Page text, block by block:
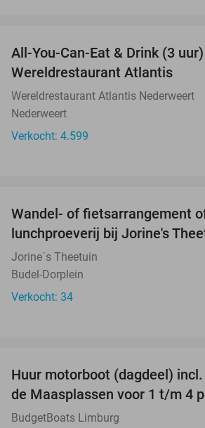
All-You-Can-Eat & Drink (3
Wereldrestaurant Atlantis
Wereldrestaurant Atlantis Nederweert
Nederweert
Verkocht: 4.599
Wandel- of fietsarrangement
lunchproeverij bij Jorine's
Jorine´s Theetuin
Budel-Dorplein
Verkocht: 34
Huur motorboot (dagdeel)
de Maasplassen voor 1 t/m 4
BudgetBoats Limburg